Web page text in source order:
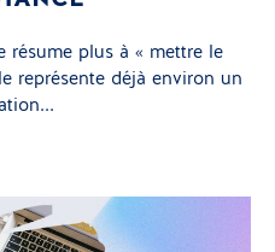
résume plus à « mettre le
représente déjà environ un